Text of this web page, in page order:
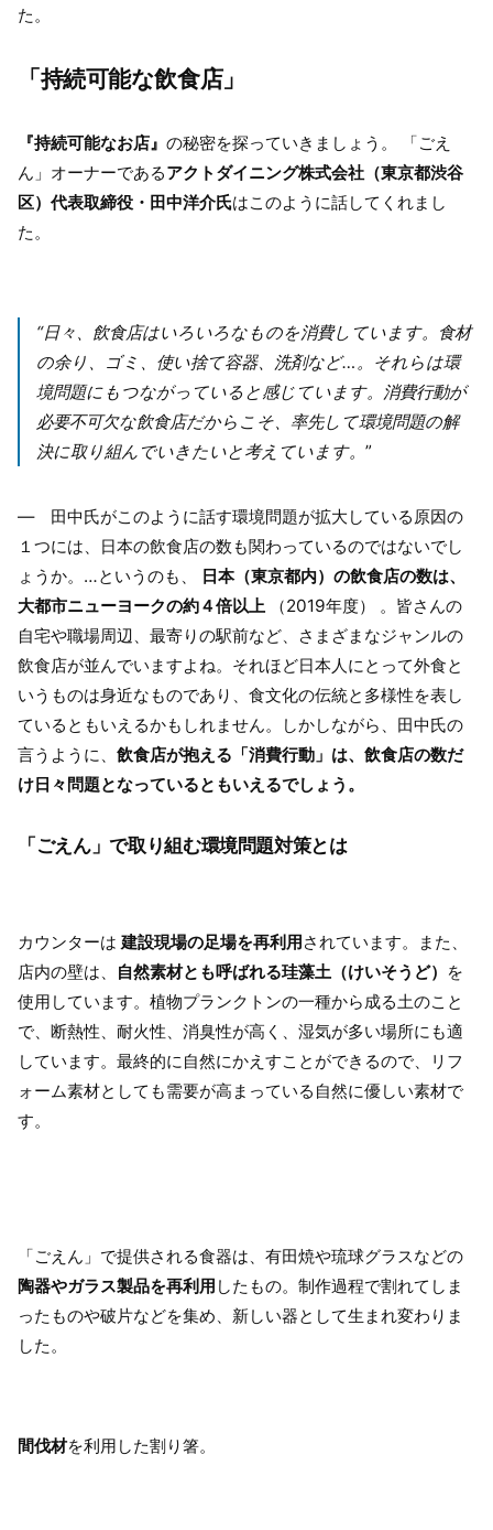
た。
「持続可能な飲食店」
『持続可能なお店』 の秘密を探っていきましょう。 「ごえ
ん」オーナーであるアクトダイニング株式会社（東京都渋谷
区）代表取締役・田中洋介氏はこのように話してくれまし
た。
“日々、飲食店はいろいろなものを消費しています。食材
の余り、ゴミ、使い捨て容器、洗剤など…。それらは環
境問題にもつながっていると感じています。消費行動が
必要不可欠な飲食店だからこそ、率先して環境問題の解
決に取り組んでいきたいと考えています。”
― 田中氏がこのように話す環境問題が拡大している原因の
１つには、日本の飲食店の数も関わっているのではないでし
ょうか。…というのも、
日本（東京都内）の飲食店の数は、
大都市ニューヨークの約４倍以上 （2019年度） 。皆さんの
自宅や職場周辺、最寄りの駅前など、さまざまなジャンルの
飲食店が並んでいますよね。それほど日本人にとって外食と
いうものは身近なものであり、食文化の伝統と多様性を表し
ているともいえるかもしれません。しかしながら、田中氏の
言うように、 飲食店が抱える「消費行動」は、飲食店の数だ
け日々問題となっているともいえるでしょう。
「ごえん」で取り組む環境問題対策とは
カウンターは 建設現場の足場を再利用されています。また、
店内の壁は、
自然素材とも呼ばれる珪藻土（けいそうど） を
使用しています。植物プランクトンの一種から成る土のこと
で、断熱性、耐火性、消臭性が高く、湿気が多い場所にも適
しています。最終的に自然にかえすことができるので、リフ
ォーム素材としても需要が高まっている自然に優しい素材で
す。
「ごえん」で提供される食器は、有田焼や琉球グラスなどの
陶器やガラス製品を再利用 したもの。制作過程で割れてしま
ったものや破片などを集め、新しい器として生まれ変わりま
した。
間伐材を利用した割り箸。